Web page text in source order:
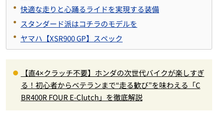
快適な走りと心踊るライドを実現する装備
スタンダード派はコチラのモデルを
ヤマハ【XSR900 GP】スペック
【直4×クラッチ不要】ホンダの次世代バイクが楽しすぎ
る！初心者からベテランまで“走る歓び”を味わえる「C
BR400R FOUR E-Clutch」を徹底解説